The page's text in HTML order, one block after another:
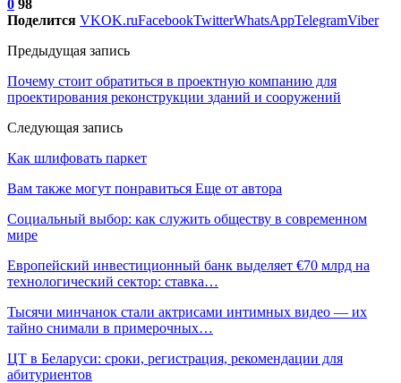
0 98
Поделится VKOK.ruFacebookTwitterWhatsAppTelegramViber
Предыдущая запись
Почему стоит обратиться в проектную компанию для
проектирования реконструкции зданий и сооружений
Следующая запись
Как шлифовать паркет
Вам также могут понравиться Еще от автора
Социальный выбор: как служить обществу в современном
мире
Европейский инвестиционный банк выделяет €70 млрд на
технологический сектор: ставка…
Тысячи минчанок стали актрисами интимных видео — их
тайно снимали в примерочных…
ЦТ в Беларуси: сроки, регистрация, рекомендации для
абитуриентов